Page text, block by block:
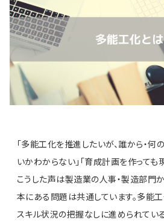
「多能工化を推進したいが、誰から・
いかわからない」「育成計画を作って
こうした声は製造業の人事・製造部門
本にある問題は共通しています。多能
スキル状況の把握なしに進められている